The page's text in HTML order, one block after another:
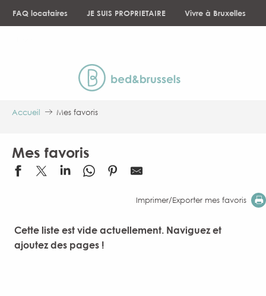
FAQ locataires JE SUIS PROPRIETAIRE Vivre à Bruxelles
Accueil Mes favoris
Mes favoris
Imprimer/Exporter mes favoris
Cette liste est vide actuellement. Naviguez et
ajoutez des pages !